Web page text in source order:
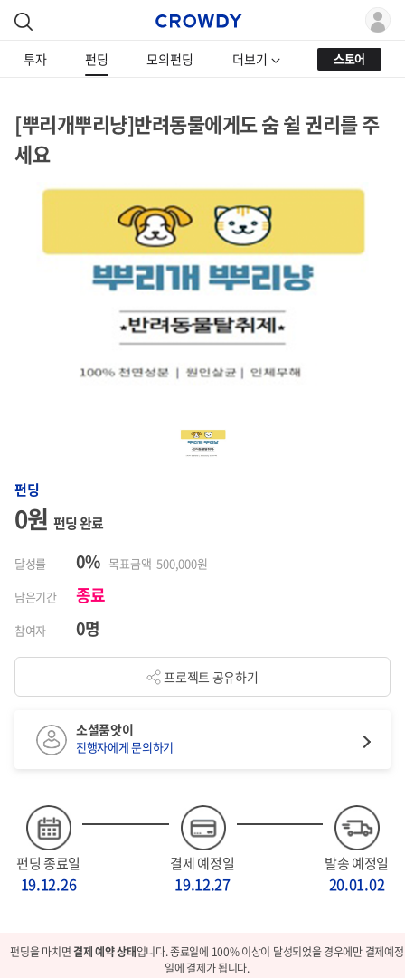
투자 펀딩 모의펀딩 더보기 스토어
[뿌리개뿌리냥]반려동물에게도 숨 쉴 권리를 주
세요
펀딩
0원 펀딩 완료
달성률 0% 목표금액 500,000원
남은기간
종료
참여자 0명
프로젝트 공유하기
펀딩 종료일
19.12.26
결제 예정일
19.12.27
발송 예정일
20.01.02
소셜품앗이
진행자에게 문의하기
펀딩을 마치면결제 예약 상태입니다. 종료일에 100% 이상이 달성되었을 경우에만 결제예정
일에 결제가 됩니다.